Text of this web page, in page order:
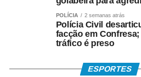
POLÍCIA 2 semanas atrás
Polícia Civil
facção em
tráfico é preso
ESPORTES